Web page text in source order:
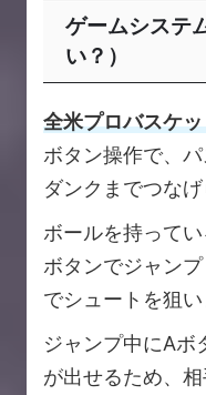
ゲームシステ
い？）
全米プロバスケ
ボタン操作で、
ダンクまでつなげ
ボールを持って
ボタンでジャン
でシュートを狙い
ジャンプ中にAボ
が出せるため、